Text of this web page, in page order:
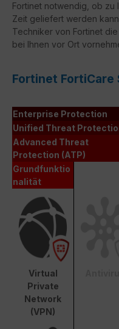
Fortinet notwendig, ob zu
Zeit geliefert werden
Techniker von Fortinet
bei Ihnen vor Ort
Fortinet FortiCare
Enterprise Protection
Unified Threat
Advanced Threat
Protection (ATP)
Grundfunktio
nalität
Virtual
Private
Network
(VPN)